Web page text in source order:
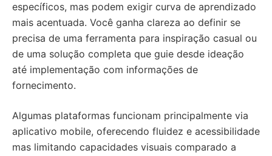
específicos, mas podem exigir curva de aprendizado
mais acentuada. Você ganha clareza ao definir se
precisa de uma ferramenta para inspiração casual ou
de uma solução completa que guie desde ideação
até implementação com informações de
fornecimento.
Algumas plataformas funcionam principalmente via
aplicativo mobile, oferecendo fluidez e acessibilidade
mas limitando capacidades visuais comparado a